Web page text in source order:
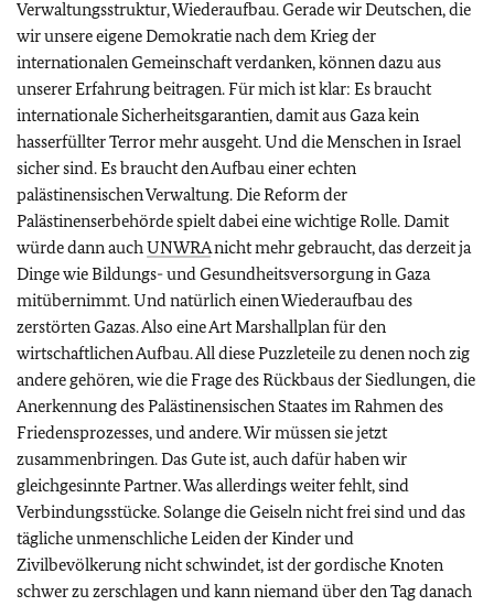
Verwaltungsstruktur, Wiederaufbau. Gerade wir Deutschen, die
wir unsere eigene Demokratie nach dem Krieg der
internationalen Gemeinschaft verdanken, können dazu aus
unserer Erfahrung beitragen. Für mich ist klar: Es braucht
internationale Sicherheitsgarantien, damit aus Gaza kein
hasserfüllter Terror mehr ausgeht. Und die Menschen in Israel
sicher sind. Es braucht den Aufbau einer echten
palästinensischen Verwaltung. Die Reform der
Palästinenserbehörde spielt dabei eine wichtige Rolle. Damit
würde dann auchUNWRAnicht mehr gebraucht, das derzeit ja
Dinge wie Bildungs- und Gesundheitsversorgung in Gaza
mitübernimmt. Und natürlich einen Wiederaufbau des
zerstörten Gazas. Also eine Art Marshallplan für den
wirtschaftlichen Aufbau. All diese Puzzleteile zu denen noch zig
andere gehören, wie die Frage des Rückbaus der Siedlungen, die
Anerkennung des Palästinensischen Staates im Rahmen des
Friedensprozesses, und andere. Wir müssen sie jetzt
zusammenbringen. Das Gute ist, auch dafür haben wir
gleichgesinnte Partner. Was allerdings weiter fehlt, sind
Verbindungsstücke. Solange die Geiseln nicht frei sind und das
tägliche unmenschliche Leiden der Kinder und
Zivilbevölkerung nicht schwindet, ist der gordische Knoten
schwer zu zerschlagen und kann niemand über den Tag danach